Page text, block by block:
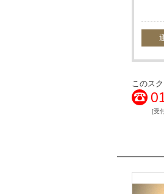
このス
[受